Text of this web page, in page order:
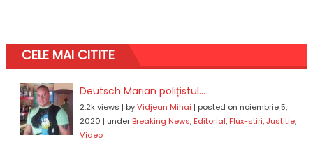
CELE MAI CITITE
Deutsch Marian polițistul...
2.2k views | byVidjean Mihai | posted on noiembrie 5,
2020 | under Breaking News, Editorial, Flux-stiri,Justitie,
Video